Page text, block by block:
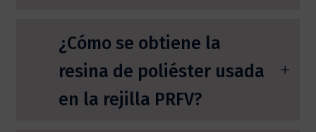
¿Cómo se obtiene la
resina de poliéster usada
en la rejilla PRFV?